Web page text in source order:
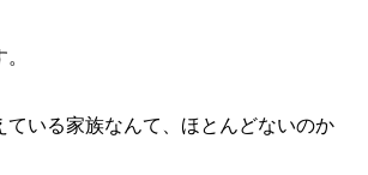
ている家族なんて、ほとんどないのか